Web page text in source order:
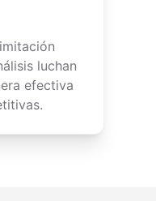
luchan
efectiva